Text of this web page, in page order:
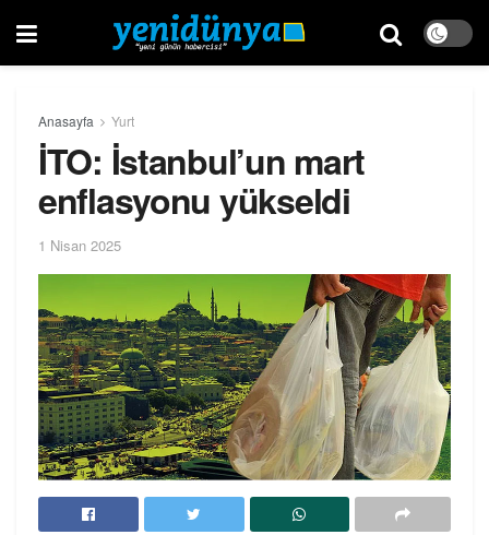
Anasayfa Yurt
İTO: İstanbul’un mart
enflasyonu yükseldi
1 Nisan 2025